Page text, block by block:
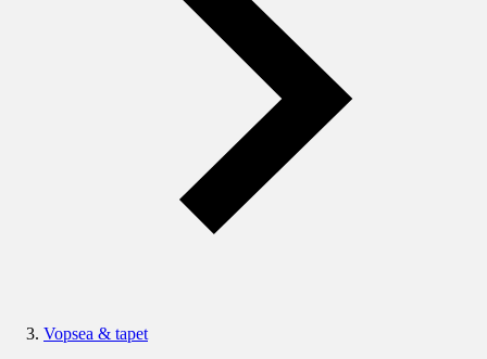
Vopsea & tapet